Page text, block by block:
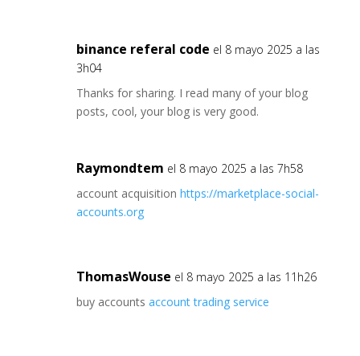
binance referal code el 8 mayo 2025 a las
3h04
Thanks for sharing. I read many of your blog
posts, cool, your blog is very good.
Raymondtem el 8 mayo 2025 a las 7h58
account acquisition https://marketplace-social-
accounts.org
ThomasWouse el 8 mayo 2025 a las 11h26
buy accounts account trading service